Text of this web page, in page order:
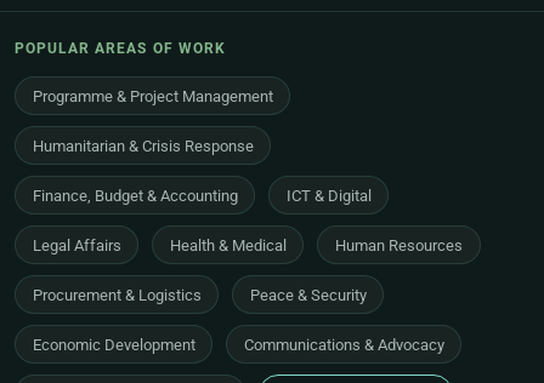
POPULAR AREAS OF WORK
Programme & Project Management
Humanitarian & Crisis Response
Finance, Budget & Accounting ICT & Digital
Legal Affairs Health & Medical Human Resources
Procurement & Logistics Peace & Security
Economic Development Communications & Advocacy